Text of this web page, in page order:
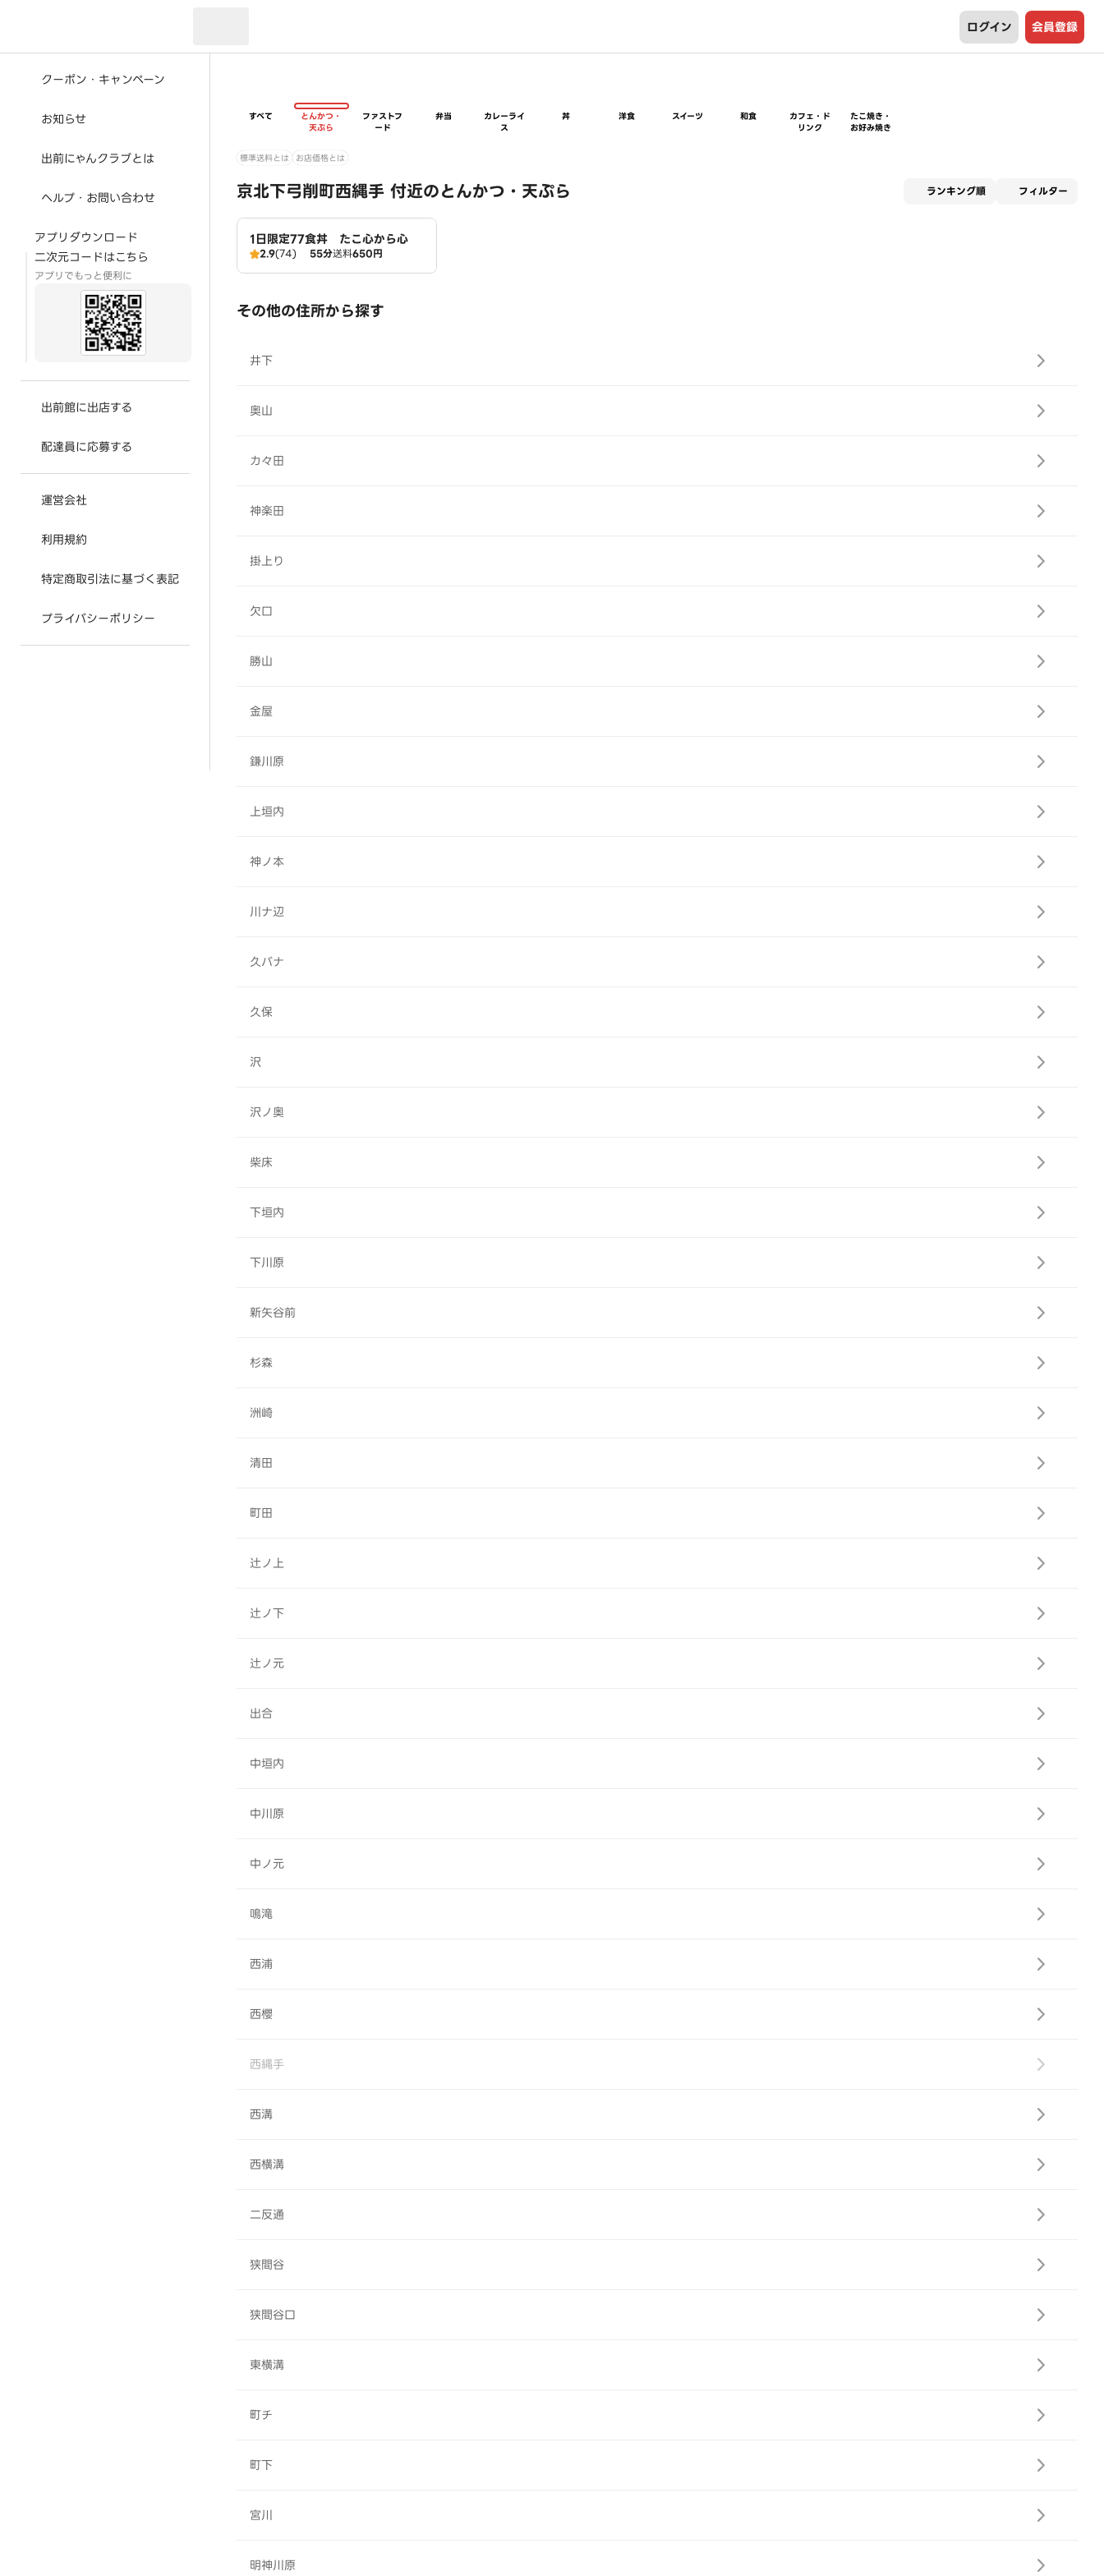
ログイン 会員登録
クーポン・キャンペーン
お知らせ
出前にゃんクラブとは
ヘルプ・お問い合わせ
アプリダウンロード
二次元コードはこちら
アプリでもっと便利に
出前館に出店する
配達員に応募する
運営会社
利用規約
特定商取引法に基づく表記
プライバシーポリシー
すべて
とんかつ・
天ぷら
ファストフ
ード
弁当
カレーライ
ス
丼 洋食 スイーツ 和食
カフェ・ド
リンク
たこ焼き・
お好み焼き
標準送料とは お店価格とは
京北下弓削町西縄手 付近のとんかつ・天ぷら ランキング順 フィルター
1日限定77食丼 たこ心から心
2.9(74) 55分送料650円
その他の住所から探す
井下
奥山
カ々田
神楽田
掛上り
欠口
勝山
金屋
鎌川原
上垣内
神ノ本
川ナ辺
久バナ
久保
沢
沢ノ奥
柴床
下垣内
下川原
新矢谷前
杉森
洲崎
清田
町田
辻ノ上
辻ノ下
辻ノ元
出合
中垣内
中川原
中ノ元
鳴滝
西浦
西櫻
西縄手
西溝
西横溝
二反通
狭間谷
狭間谷口
東横溝
町チ
町下
宮川
明神川原